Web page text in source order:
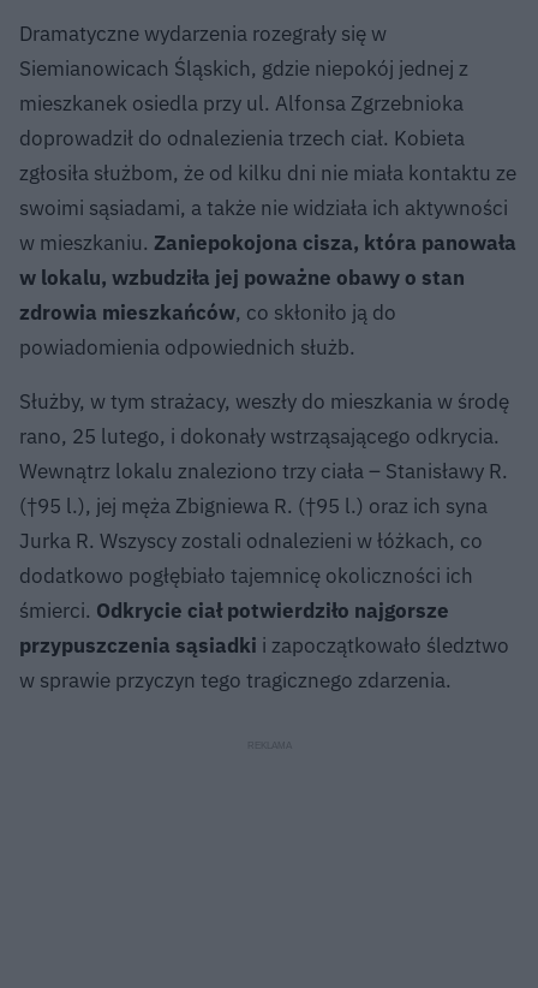
Dramatyczne wydarzenia rozegrały się w
Siemianowicach Śląskich, gdzie niepokój jednej z
mieszkanek osiedla przy ul. Alfonsa Zgrzebnioka
doprowadził do odnalezienia trzech ciał. Kobieta
zgłosiła służbom, że od kilku dni nie miała kontaktu ze
swoimi sąsiadami, a także nie widziała ich aktywności
w mieszkaniu. Zaniepokojona cisza, która panowała
w lokalu, wzbudziła jej poważne obawy o stan
zdrowia mieszkańców, co skłoniło ją do
powiadomienia odpowiednich służb.
Służby, w tym strażacy, weszły do mieszkania w środę
rano, 25 lutego, i dokonały wstrząsającego odkrycia.
Wewnątrz lokalu znaleziono trzy ciała – Stanisławy R.
(†95 l.), jej męża Zbigniewa R. (†95 l.) oraz ich syna
Jurka R. Wszyscy zostali odnalezieni w łóżkach, co
dodatkowo pogłębiało tajemnicę okoliczności ich
śmierci. Odkrycie ciał potwierdziło najgorsze
przypuszczenia sąsiadki i zapoczątkowało śledztwo
w sprawie przyczyn tego tragicznego zdarzenia.